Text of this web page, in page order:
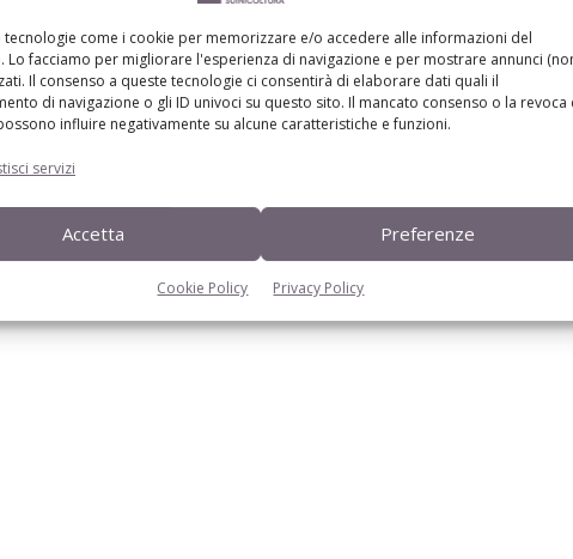
tecnologie come i cookie per memorizzare e/o accedere alle informazioni del
Lo facciamo per migliorare l'esperienza di navigazione e per mostrare annunci
Il consenso a queste tecnologie ci consentirà di elaborare dati quali il
di navigazione o gli ID univoci su questo sito. Il mancato consenso o la revoca
influire negativamente su alcune caratteristiche e funzioni.
servizi
Accetta Preferenze
Cookie Policy Privacy Policy